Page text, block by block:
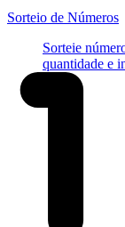
Sorteio de Números
Sorteie
quantidade e